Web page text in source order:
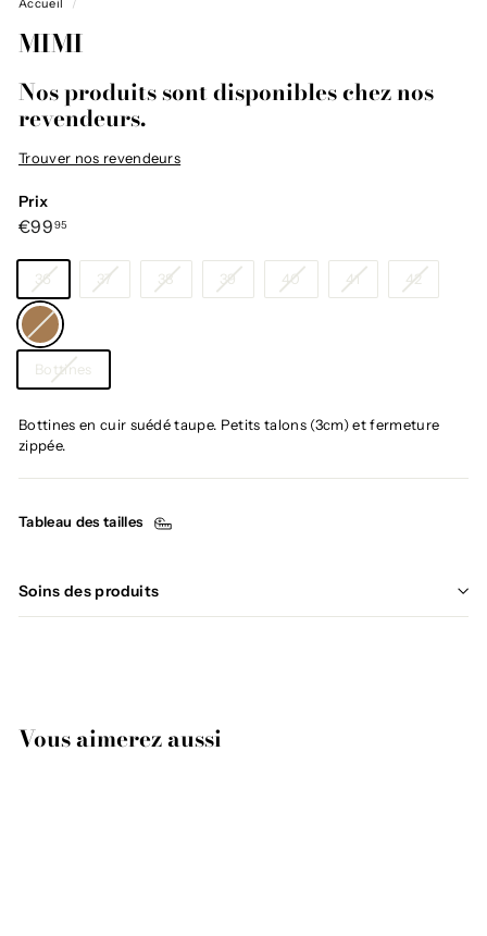
Accueil /
MIMI
Nos produits sont disponibles chez nos
revendeurs.
Trouver nos revendeurs
Prix
Prix
€9995
Taille
36 37 38 39 40 41 42
Couleur
—
Taupe
Catégorie
Bottines
Bottines en cuir suédé taupe. Petits talons (3cm) et fermeture
zippée.
Tableau des tailles
Soins des produits
Vous aimerez aussi